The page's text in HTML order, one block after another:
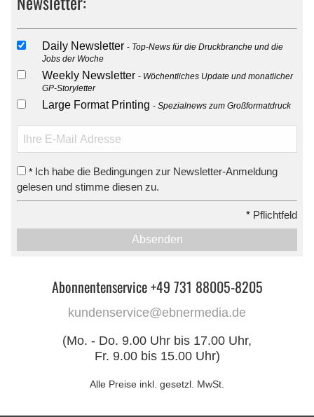
Daily Newsletter
Top-News für die Druckbranche und die
Jobs der Woche
Weekly Newsletter
Wöchentliches Update und monatlicher
GP-Storyletter
Large Format Printing Spezialnews zum Großformatdruck
* Ich habe die Bedingungen zur Newsletter-Anmeldung
gelesen und stimme diesen zu.
* Pflichtfeld
Absenden
Abonnentenservice +49 731 88005-8205
kundenservice@ebnermedia.de
(Mo. - Do. 9.00 Uhr bis 17.00 Uhr,
Fr. 9.00 bis 15.00 Uhr)
Alle Preise inkl. gesetzl. MwSt.